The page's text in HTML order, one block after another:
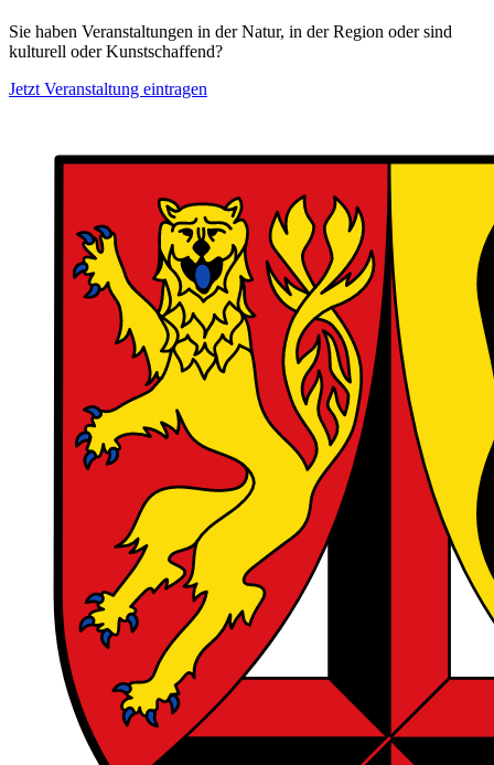
Sie haben Veranstaltungen in der Natur, in der Region oder sind
kulturell oder Kunstschaffend?
Jetzt Veranstaltung eintragen